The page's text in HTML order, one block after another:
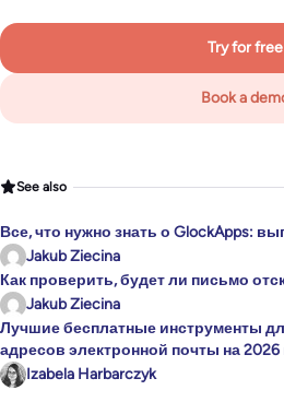
Try for free
Book a
See also
Все, что нужно знать о GlockApps:
Jakub Ziecina
Как проверить, будет ли письмо
Jakub Ziecina
Лучшие бесплатные инструменты
адресов электронной почты на 2026
Izabela Harbarczyk